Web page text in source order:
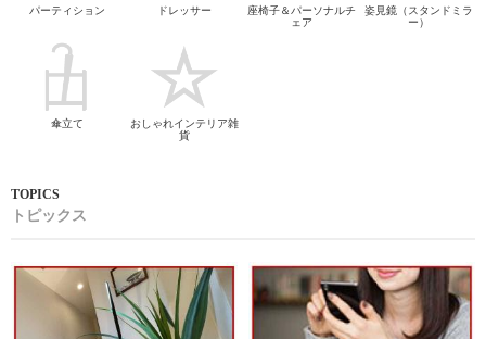
パーティション ドレッサー
座椅子＆パーソナルチ
ェア
姿見鏡（スタンドミラ
ー）
傘立て
おしゃれインテリア雑
貨
トピックス